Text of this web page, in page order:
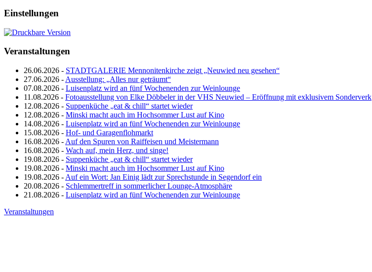
Einstellungen
Veranstaltungen
26.06.2026 - STADTGALERIE Mennonitenkirche zeigt „Neuwied neu gesehen“
27.06.2026 - Ausstellung: „Alles nur geträumt“
07.08.2026 - Luisenplatz wird an fünf Wochenenden zur Weinlounge
11.08.2026 - Fotoausstellung von Elke Döbbeler in der VHS Neuwied – Eröffnung mit exklusivem Sonderverk
12.08.2026 - Suppenküche „eat & chill“ startet wieder
12.08.2026 - Minski macht auch im Hochsommer Lust auf Kino
14.08.2026 - Luisenplatz wird an fünf Wochenenden zur Weinlounge
15.08.2026 - Hof- und Garagenflohmarkt
16.08.2026 - Auf den Spuren von Raiffeisen und Meistermann
16.08.2026 - Wach auf, mein Herz, und singe!
19.08.2026 - Suppenküche „eat & chill“ startet wieder
19.08.2026 - Minski macht auch im Hochsommer Lust auf Kino
19.08.2026 - Auf ein Wort: Jan Einig lädt zur Sprechstunde in Segendorf ein
20.08.2026 - Schlemmertreff in sommerlicher Lounge-Atmosphäre
21.08.2026 - Luisenplatz wird an fünf Wochenenden zur Weinlounge
Veranstaltungen